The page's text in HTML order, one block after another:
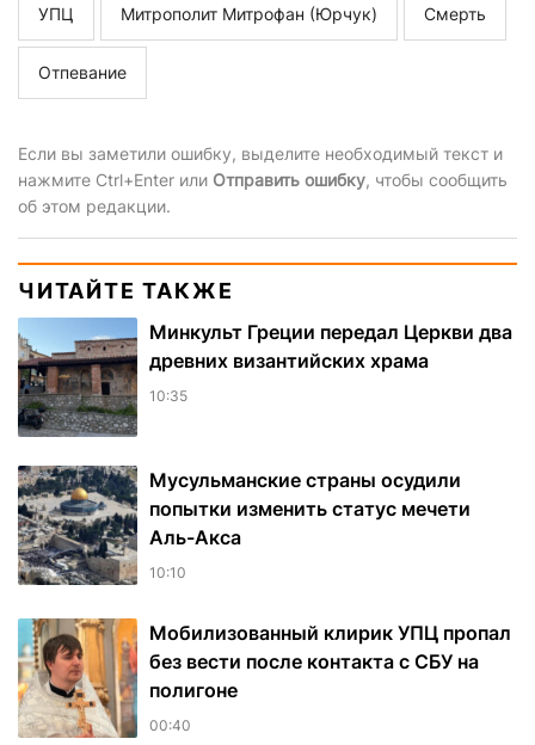
УПЦ Митрополит Митрофан (Юрчук) Смерть
Отпевание
Если вы заметили ошибку, выделите необходимый текст и
нажмите Ctrl+Enter или Отправить ошибку, чтобы сообщить
об этом редакции.
ЧИТАЙТЕ ТАКЖЕ
Минкульт Греции передал Церкви два
древних византийских храма
10:35
Мусульманские страны осудили
попытки изменить статус мечети
Аль-Акса
10:10
Мобилизованный клирик УПЦ пропал
без вести после контакта с СБУ на
полигоне
00:40